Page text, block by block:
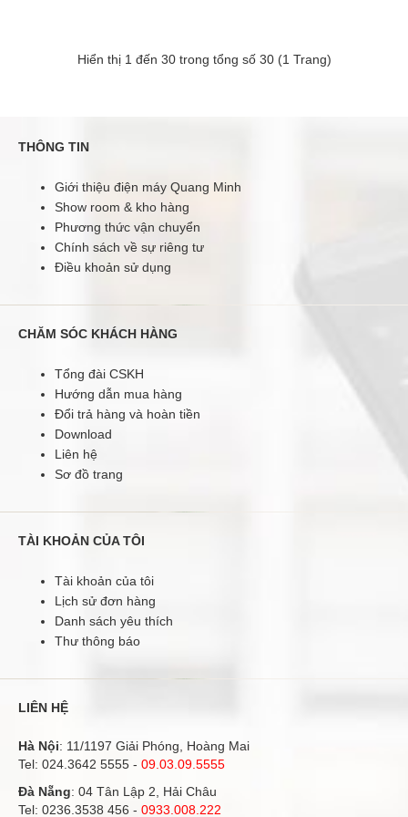
34.750.000 đ
Hình ảnh 3D tuyệt đẹp và âm thanh chất
lượng Chi tiết tuyệt đẹp từ mọi nội
dungX-Reality Pro: Trải nghiệm chất lượng hình ảnh vượt
bật từ bất kì nguồn phát nào. Bộ xử lý hình ảnh độc đáo
của Sony mang lại hình ảnh với kết cấu, màu sắc và đường
với tivi truy..
TIVI LED SONY 55" KDL-55W804A
Hiển thị 1 đến 30 trong tổng số 30 (1 Trang)
THÔNG TIN
Giới thiệu điện máy Quang Minh
Show room & kho hàng
Phương thức vận chuyển
Chính sách về sự riêng tư
Điều khoản sử dụng
CHĂM SÓC KHÁCH HÀNG
Tổng đài CSKH
Hướng dẫn mua hàng
Đổi trả hàng và hoàn tiền
Download
Liên hệ
Sơ đồ trang
TÀI KHOẢN CỦA TÔI
Tài khoản của tôi
Lịch sử đơn hàng
Danh sách yêu thích
Thư thông báo
LIÊN HỆ
Hà Nội: 11/1197 Giải Phóng, Hoàng Mai
Tel: 024.3642 5555 - 09.03.09.5555
Đà Nẵng: 04 Tân Lập 2, Hải Châu
Tel: 0236.3538 456 - 0933.008.222